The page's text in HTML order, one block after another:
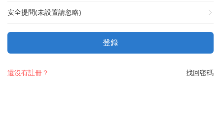
安全提問(未設置請忽略)
登錄
找回密碼
還沒有註冊？